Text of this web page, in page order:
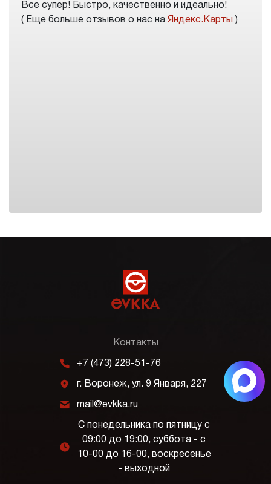
Все супер! Быстро, качественно и идеально!
( Еще больше отзывов о нас на Яндекс.Карты )
Контакты
m +7 (473) 228-51-76
j г. Воронеж, ул. 9 Января, 227
k mail@evkka.ru
l
С понедельника по пятницу с
09:00 до 19:00, суббота - с
10-00 до 16-00, воскресенье
- выходной